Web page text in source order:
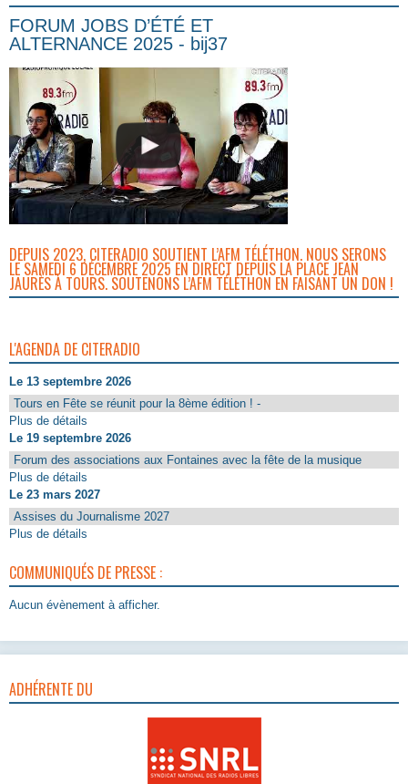
FORUM JOBS D’ÉTÉ ET
ALTERNANCE 2025 - bij37
DEPUIS 2023, CITERADIO SOUTIENT L’AFM TÉLÉTHON. NOUS SERONS
LE SAMEDI 6 DÉCEMBRE 2025 EN DIRECT DEPUIS LA PLACE JEAN
JAURÈS À TOURS. SOUTENONS L’AFM TÉLÉTHON EN FAISANT UN DON !
L'AGENDA DE CITERADIO
Le 13 septembre 2026
Tours en Fête se réunit pour la 8ème édition ! -
Plus de détails
Le 19 septembre 2026
Forum des associations aux Fontaines avec la fête de la musique
Plus de détails
Le 23 mars 2027
Assises du Journalisme 2027
Plus de détails
COMMUNIQUÉS DE PRESSE :
Aucun évènement à afficher.
ADHÉRENTE DU